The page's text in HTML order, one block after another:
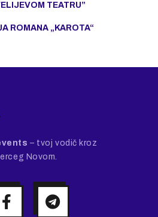
TEATRU”
ROMANA „KAROTA“
– tvoj vodič kroz
Novom.